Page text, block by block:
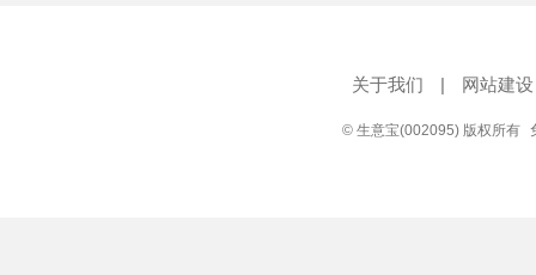
关于我们 | 网站建设
© 生意宝(002095) 版权所有